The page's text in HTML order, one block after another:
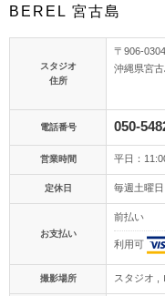
BEREL 宮古島
スタジオ
住所
〒906-0304
沖縄県宮
電話番号 050-
営業時間 平日：
定休日 毎週土曜
お支払い
前払い
利用可
撮影場所 スタジオ ,